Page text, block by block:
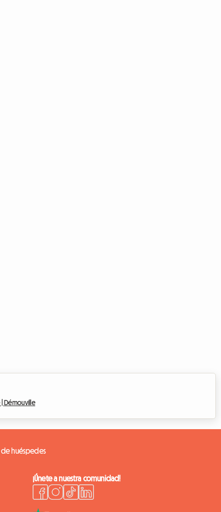
Démouville
huéspedes
¡Únete a nuestra comunidad!